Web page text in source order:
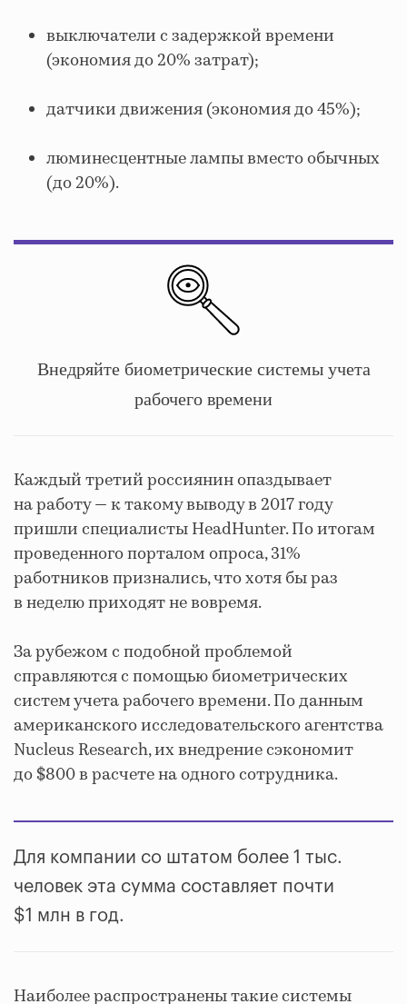
выключатели с задержкой времени
(экономия до 20% затрат);
датчики движения (экономия до 45%);
люминесцентные лампы вместо обычных
(до 20%).
Внедряйте биометрические системы учета
рабочего времени
Каждый третий россиянин опаздывает
на работу — к такому выводу в 2017 году
пришли специалисты HeadHunter. По итогам
проведенного порталом опроса, 31%
работников признались, что хотя бы раз
в неделю приходят не вовремя.
За рубежом с подобной проблемой
справляются с помощью биометрических
систем учета рабочего времени. По данным
американского исследовательского агентства
Nucleus Research, их внедрение сэкономит
до $800 в расчете на одного сотрудника.
Для компании со штатом более 1 тыс.
человек эта сумма составляет почти
$1 млн в год.
Наиболее распространены такие системы